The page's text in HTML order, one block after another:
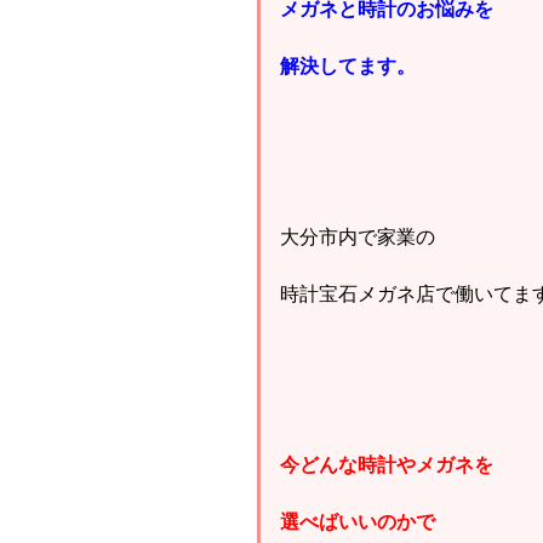
メガネと時計のお悩みを
解決してます。
大分市内で家業の
時計宝石メガネ店で働いてま
今どんな時計やメガネを
選べばいいのかで